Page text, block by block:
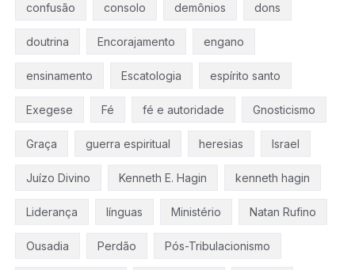
confusão consolo demônios dons
doutrina Encorajamento engano
ensinamento Escatologia espírito santo
Exegese Fé fé e autoridade Gnosticismo
Graça guerra espiritual heresias Israel
Juízo Divino Kenneth E. Hagin kenneth hagin
Liderança línguas Ministério Natan Rufino
Ousadia Perdão Pós-Tribulacionismo